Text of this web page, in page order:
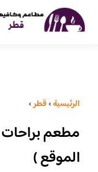
الرئيسية›قطر›
مطعم براحات
الموقع )